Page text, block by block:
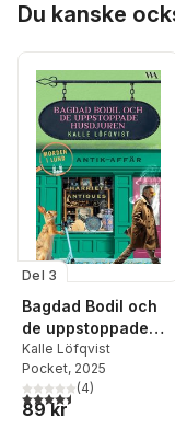
Du kanske
Del 3
Bagdad Bodil och
de uppstoppade
husdjuren
Kalle Löfqvist
Pocket, 2025
4,5utav 5 stjärnor. Totalt
(4)
89 kr